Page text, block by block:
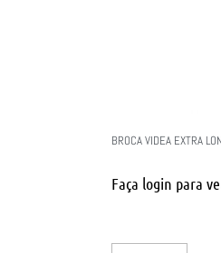
BROCA VIDEA EXTRA
Faça login para